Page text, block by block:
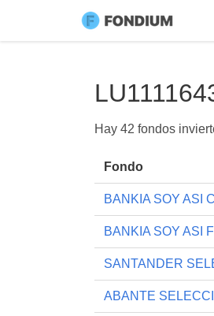
Hay 42 fondos
Fondo
BANKIA SOY ASI
BANKIA SOY ASI
SANTANDER
ABANTE